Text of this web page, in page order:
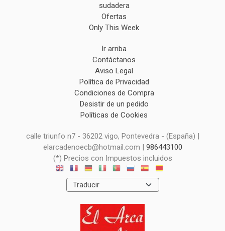
sudadera
Ofertas
Only This Week
Ir arriba
Contáctanos
Aviso Legal
Política de Privacidad
Condiciones de Compra
Desistir de un pedido
Políticas de Cookies
calle triunfo n7 - 36202 vigo, Pontevedra - (España) |
elarcadenoecb@hotmail.com | 986443100
(*) Precios con Impuestos incluidos